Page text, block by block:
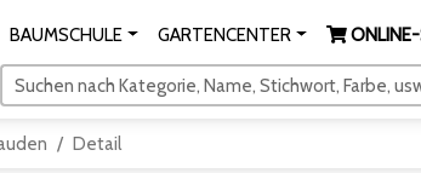
BAUMSCHULE GARTENCENTER
Suchen nach Kategorie, Name, Stichwort, Farbe,
Detail